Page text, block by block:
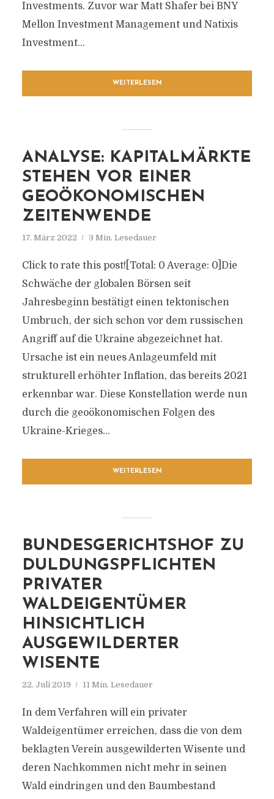
Investments. Zuvor war Matt Shafer bei BNY
Mellon Investment Management und Natixis
Investment...
WEITERLESEN
ANALYSE: KAPITALMÄRKTE
STEHEN VOR EINER
GEOÖKONOMISCHEN
ZEITENWENDE
17. März 2022 3 Min. Lesedauer
Click to rate this post![Total: 0 Average: 0]Die
Schwäche der globalen Börsen seit
Jahresbeginn bestätigt einen tektonischen
Umbruch, der sich schon vor dem russischen
Angriff auf die Ukraine abgezeichnet hat.
Ursache ist ein neues Anlageumfeld mit
strukturell erhöhter Inflation, das bereits 2021
erkennbar war. Diese Konstellation werde nun
durch die geoökonomischen Folgen des
Ukraine-Krieges...
WEITERLESEN
BUNDESGERICHTSHOF ZU
DULDUNGSPFLICHTEN
PRIVATER
WALDEIGENTÜMER
HINSICHTLICH
AUSGEWILDERTER
WISENTE
22. Juli 2019 11 Min. Lesedauer
In dem Verfahren will ein privater
Waldeigentümer erreichen, dass die von dem
beklagten Verein ausgewilderten Wisente und
deren Nachkommen nicht mehr in seinen
Wald eindringen und den Baumbestand